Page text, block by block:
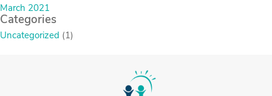
March 2021
Categories
Uncategorized (1)